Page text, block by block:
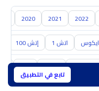
تابع في التطبيق
2022
2021
2020
ايكوس اتش 1 إتش 100
هافال GAC